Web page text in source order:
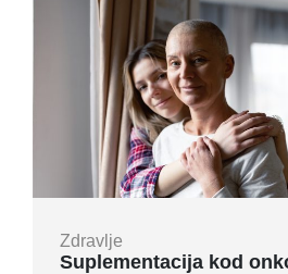
Zdravlje
Suplementacija kod